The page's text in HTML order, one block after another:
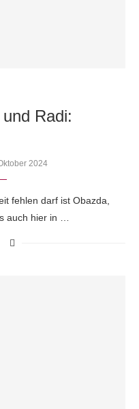
Radi:
2024
fehlen darf ist Obazda,
auch hier in …